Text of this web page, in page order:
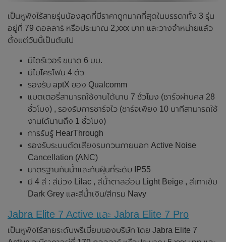
เป็นหูฟังไร้สายรุ่นน้องสุดที่มีราคาถูกมากที่สุดในบรรดาทั้ง 3 รุ่น
อยู่ที่ 79 ดอลลาร์ หรือประมาณ 2,xxx บาท และวางจำหน่ายแล้ว
ตั้งแต่วันนี้เป็นต้นไป
มีไดร์เวอร์ ขนาด 6 มม.
มีไมโครโฟน 4 ตัว
รองรับ aptX ของ Qualcomm
แบตเตอรี่สามารถใช้งานได้นาน 7 ชั่วโมง (ชาร์จผ่านคส 28
ชั่วโมง) , รองรับการชาร์จไว (ชาร์จเพียง 10 นาทีสามารถใช้
งานได้นานถึง 1 ชั่วโมง)
การรับรู้ HearThrough
รองรับระบบตัดเสียงรบกวนภายนอก Active Noise
Cancellation (ANC)
มาตรฐานกันน้ำและกันฝุ่นที่ระดับ IP55
มี 4 สี : สีม่วง Lilac , สีน้ำตาลอ่อน Light Beige , สีเทาเข้ม
Dark Grey และสีน้ำเงิน/สีกรม Navy
Jabra Elite 7 Active และ Jabra Elite 7 Pro
เป็นหูฟังไร้สายระดับพรีเมี่ยมของบริษัท โดย Jabra Elite 7